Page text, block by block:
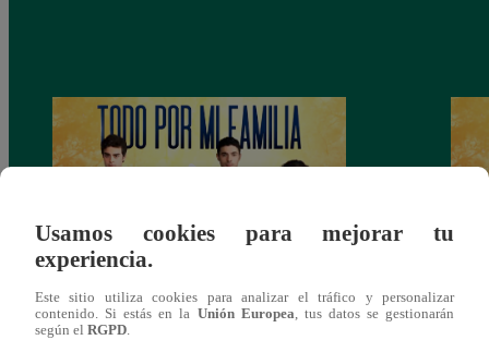
Todo por mi familia, Sábado 13 de
diciembre – capítulo 162, completo
Usamos cookies para mejorar tu
experiencia.
Este sitio utiliza cookies para analizar el tráfico y personalizar
contenido. Si estás en la Unión Europea, tus datos se gestionarán
según el RGPD.